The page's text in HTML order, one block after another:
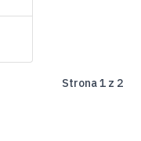
Strona 1 z 2